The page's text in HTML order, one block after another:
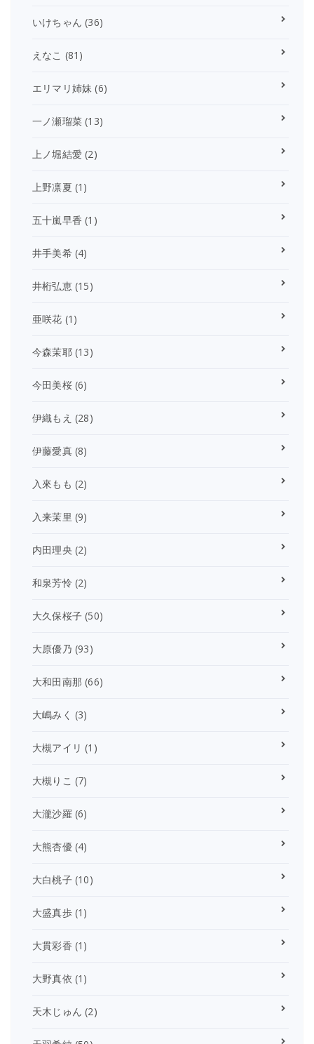
いけちゃん (36)
えなこ (81)
エリマリ姉妹 (6)
一ノ瀬瑠菜 (13)
上ノ堀結愛 (2)
上野凛夏 (1)
五十嵐早香 (1)
井手美希(4)
井桁弘恵(15)
亜咲花 (1)
今森茉耶(13)
今田美桜(6)
伊織もえ (28)
伊藤愛真(8)
入來もも (2)
入来茉里 (9)
内田理央 (2)
和泉芳怜 (2)
大久保桜子 (50)
大原優乃 (93)
大和田南那 (66)
大嶋みく (3)
大槻アイリ (1)
大槻りこ (7)
大瀧沙羅 (6)
大熊杏優(4)
大白桃子(10)
大盛真歩(1)
大貫彩香 (1)
大野真依 (1)
天木じゅん (2)